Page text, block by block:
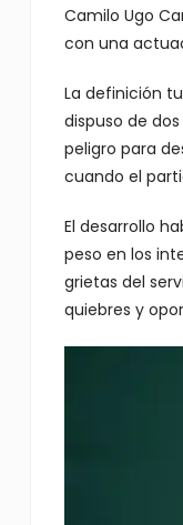
Camilo Ugo
con una
La definición
dispuso de
peligro para
cuando el
El desarrollo
peso en los
grietas del
quiebres y